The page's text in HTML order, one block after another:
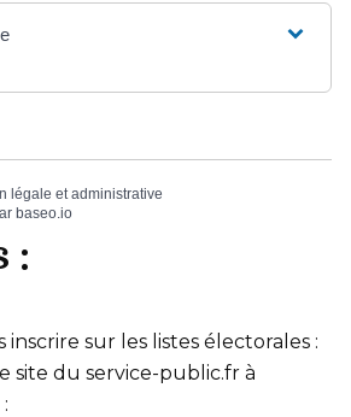
légale et administrative
baseo.io
:
inscrire sur les listes électorales :
site du service-public.fr à